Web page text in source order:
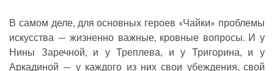
В самом деле, для основных героев «Чайки» проблемы
искусства — жизненно важные, кровные вопросы. И у
Нины Заречной, и у Треплева, и у Тригорина, и у
Аркадиной — у каждого из них свои убеждения, свой